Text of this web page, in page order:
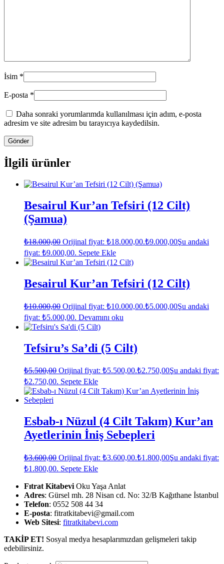
İsim *
E-posta *
Daha sonraki yorumlarımda kullanılması için adım, e-posta
adresim ve site adresim bu tarayıcıya kaydedilsin.
İlgili ürünler
Besairul Kur’an Tefsiri (12 Cilt)
(Şamua)
₺18.000,00 Orijinal fiyat: ₺18.000,00.₺9.000,00Şu andaki
fiyat: ₺9.000,00. Sepete Ekle
Besairul Kur’an Tefsiri (12 Cilt)
₺10.000,00 Orijinal fiyat: ₺10.000,00.₺5.000,00Şu andaki
fiyat: ₺5.000,00. Devamını oku
Tefsiru’s Sa’di (5 Cilt)
₺5.500,00 Orijinal fiyat: ₺5.500,00.₺2.750,00Şu andaki fiyat:
₺2.750,00. Sepete Ekle
Esbab-ı Nüzul (4 Cilt Takım) Kur’an
Ayetlerinin İniş Sebepleri
₺3.600,00 Orijinal fiyat: ₺3.600,00.₺1.800,00Şu andaki fiyat:
₺1.800,00. Sepete Ekle
Fıtrat Kitabevi Oku Yaşa Anlat
Adres: Gürsel mh. 28 Nisan cd. No: 32/B Kağıthane İstanbul
Telefon: 0552 508 44 34
E-posta: fitratkitabevi@gmail.com
Web Sitesi: fitratkitabevi.com
TAKİP ET! Sosyal medya hesaplarımızdan gelişmeleri takip
edebilirsiniz.